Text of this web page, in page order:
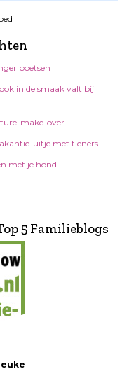
poetsen
in de smaak valt bij
make-over
uitje met tieners
met je hond
5 Familieblogs